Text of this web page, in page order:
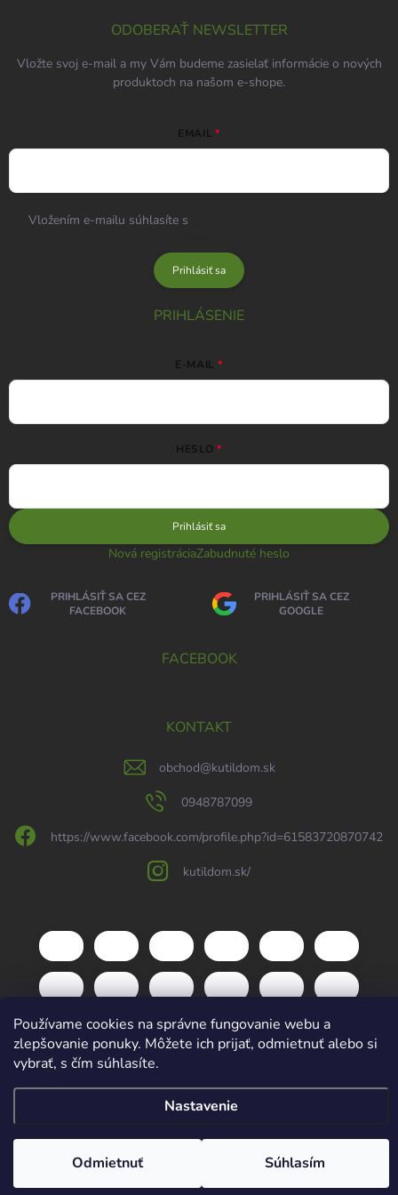
Používame cookies na správne fungovanie webu a
zlepšovanie ponuky. Môžete ich prijať, odmietnuť alebo si
vybrať, s čím súhlasíte.
Nastavenie
Odmietnuť Súhlasím
ODOBERAŤ NEWSLETTER
Vložte svoj e-mail a my Vám budeme zasielať informácie o nových
produktoch na našom e-shope.
EMAIL
Vložením e-mailu súhlasíte s
Prihlásiť sa
PRIHLÁSENIE
E-MAIL
HESLO
Prihlásiť sa
Nová registráciaZabudnuté heslo
PRIHLÁSIŤ SA CEZ
FACEBOOK
PRIHLÁSIŤ SA CEZ
GOOGLE
FACEBOOK
KONTAKT
obchod@kutildom.sk
0948787099
https://www.facebook.com/profile.php?id=61583720870742
kutildom.sk/
Copyright 2026kutildom.sk. Všetky práva vyhradené.Upraviť nastavenie
cookies